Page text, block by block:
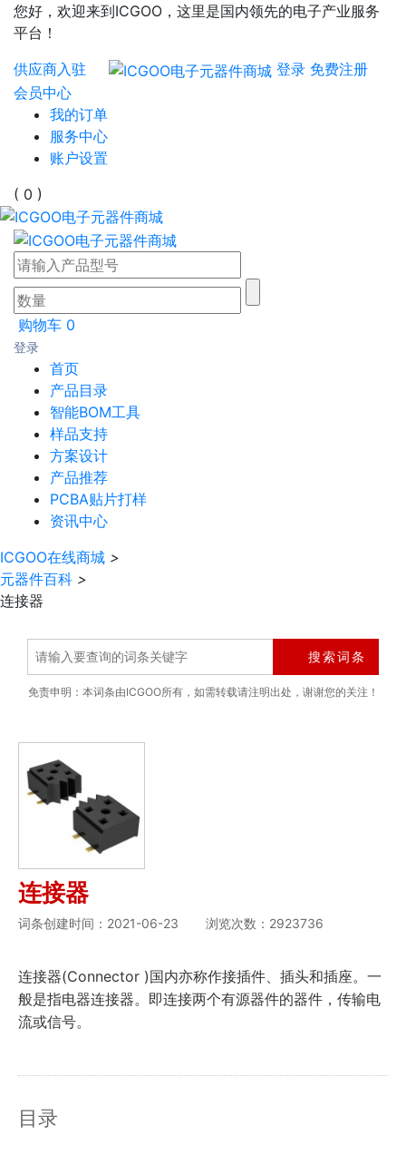
您好，欢迎来到ICGOO，这里是国内领先的电子产业服务
平台！
供应商入驻
登录 免费注册
会员中心
我的订单
服务中心
账户设置
( 0 )
购物车 0
登录
首页
产品目录
智能BOM工具
样品支持
方案设计
产品推荐
PCBA贴片打样
资讯中心
ICGOO在线商城 >
元器件百科 >
连接器
搜索词条
免责申明：本词条由ICGOO所有，如需转载请注明出处，谢谢您的关注！
连接器
词条创建时间：2021-06-23 浏览次数：2923736
连接器(Connector )国内亦称作接插件、插头和插座。一
般是指电器连接器。即连接两个有源器件的器件，传输电
流或信号。
目录